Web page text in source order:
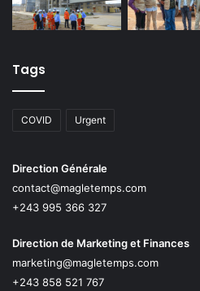
Tags
COVID Urgent
Direction Générale
contact@magletemps.com
+243 995 366 327
Direction de Marketing et Finances
marketing@magletemps.com
+243 858 521 767